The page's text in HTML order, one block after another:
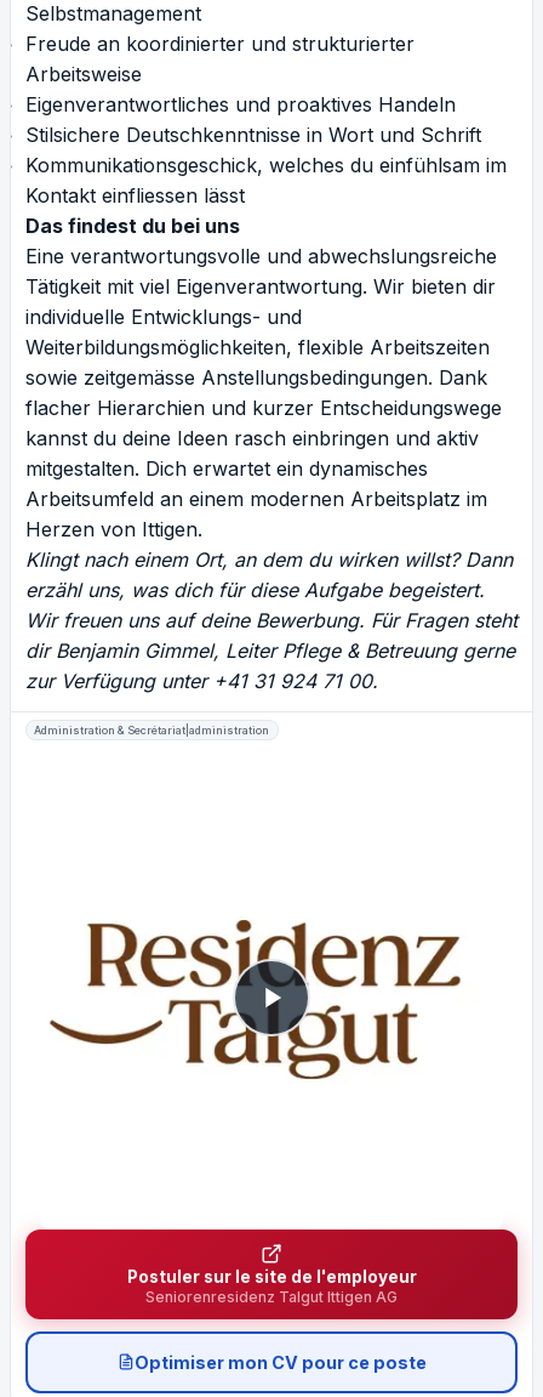
Selbstmanagement
Freude an koordinierter und strukturierter
Arbeitsweise
Eigenverantwortliches und proaktives Handeln
Stilsichere Deutschkenntnisse in Wort und Schrift
Kommunikationsgeschick, welches du einfühlsam im
Kontakt einfliessen lässt
Das findest du bei uns
Eine verantwortungsvolle und abwechslungsreiche
Tätigkeit mit viel Eigenverantwortung. Wir bieten dir
individuelle Entwicklungs- und
Weiterbildungsmöglichkeiten, flexible Arbeitszeiten
sowie zeitgemässe Anstellungsbedingungen. Dank
flacher Hierarchien und kurzer Entscheidungswege
kannst du deine Ideen rasch einbringen und aktiv
mitgestalten. Dich erwartet ein dynamisches
Arbeitsumfeld an einem modernen Arbeitsplatz im
Herzen von Ittigen.
Klingt nach einem Ort, an dem du wirken willst? Dann
erzähl uns, was dich für diese Aufgabe begeistert.
Wir freuen uns auf deine Bewerbung. Für Fragen steht
dir Benjamin Gimmel, Leiter Pflege & Betreuung gerne
zur Verfügung unter +41 31 924 71 00.
Administration & Secrétariat|administration
Postuler sur le site de l'employeur
Seniorenresidenz Talgut Ittigen AG
Optimiser mon CV pour ce poste